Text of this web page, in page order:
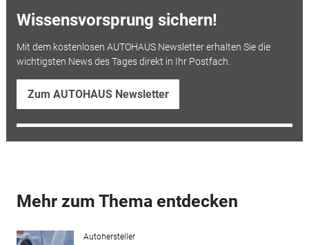
Wissensvorsprung sichern!
Mit dem kostenlosen AUTOHAUS Newsletter erhalten Sie die
wichtigsten News des Tages direkt in Ihr Postfach.
Zum AUTOHAUS Newsletter
Mehr zum Thema entdecken
Autohersteller